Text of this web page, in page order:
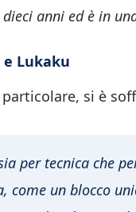
anni ed è in
e Lukaku
si è
per tecnica che
come un blocco